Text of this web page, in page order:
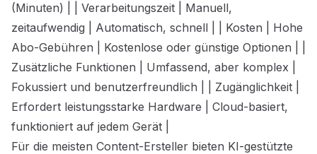
(Minuten) | | Verarbeitungszeit | Manuell,
zeitaufwendig | Automatisch, schnell | | Kosten | Hohe
Abo-Gebühren | Kostenlose oder günstige Optionen | |
Zusätzliche Funktionen | Umfassend, aber komplex |
Fokussiert und benutzerfreundlich | | Zugänglichkeit |
Erfordert leistungsstarke Hardware | Cloud-basiert,
funktioniert auf jedem Gerät |
Für die meisten Content-Ersteller bieten KI-gestützte